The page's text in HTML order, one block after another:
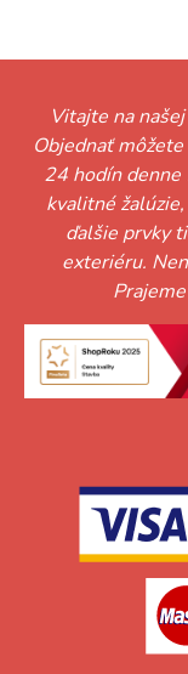
Vitajte na
Objednať
24 hodín denne
kvalitné
ďalšie prvky
exteriéru.